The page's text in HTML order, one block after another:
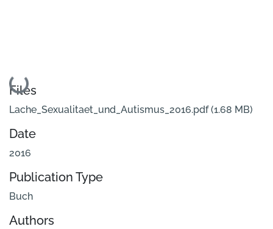
Loading...
Files
Lache_Sexualitaet_und_Autismus_2016.pdf(1.68 MB)
Date
2016
Publication Type
Buch
Authors